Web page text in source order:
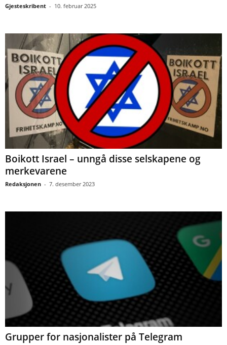
Gjesteskribent - 10. februar 2025
Boikott Israel – unngå disse selskapene og
merkevarene
Redaksjonen - 7. desember 2023
Grupper for nasjonalister på Telegram